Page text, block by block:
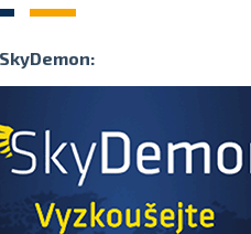
2
SkyDemon: